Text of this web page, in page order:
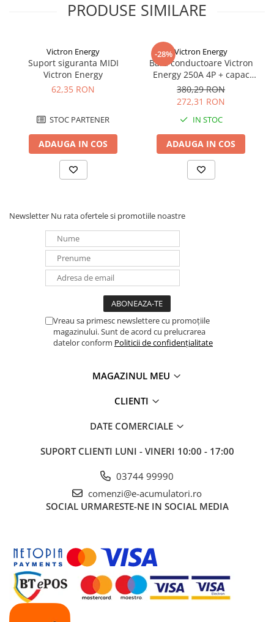
Marine & Caravan
Pachete acumulatori VRLA
Sisteme de management (BMS)
Redresoare, incarcatoare si testere
stationare
Surse UPS
UPS pentru centrale termice si
sisteme de urgenta - acumulator
UPS Calculatoare si Servere
Stabilizatoare Tensiune
PDUs unitati de distributie a
energiei electrice
Cabinete baterii
Acumulatori UPS
Accesorii
Frigidere portabile
Intrerupatoare si prize
Dulapuri pentru cablare
Tablouri electrice
Laptop & PC accesorii, baterii,
cabluri USB, prelungitoare USB
Cablu de date si Adaptoare
Solutii solare portabile
Lichidare de stoc
PRODUSE SIMILARE
Victron Energy
Suport siguranta MIDI
Victron Energy
62,35 RON
STOC PARTENER
ADAUGA IN COS
-28%Victron Energy
Bara conductoare Victron
Energy 250A 4P + capac
BUSBAR VBB125040010
380,29 RON
272,31 RON
IN STOC
ADAUGA IN COS
Newsletter Nu rata ofertele si promotiile noastre
Vreau sa primesc newslettere cu promoțiile
magazinului. Sunt de acord cu prelucrarea
datelor conform Politicii de confidențialitate
MAGAZINUL MEU
CLIENTI
DATE COMERCIALE
SUPORT CLIENTI LUNI - VINERI 10:00 - 17:00
03744 99990
comenzi@e-acumulatori.ro
SOCIAL URMARESTE-NE IN SOCIAL MEDIA